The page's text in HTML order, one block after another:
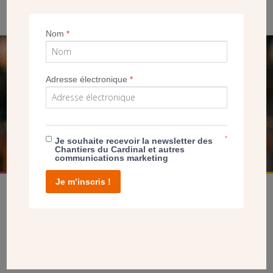
SEUL VOTRE DON
NOUS PERMET D’AGIR
FAIRE UN DON
Nom*
Adresse électronique*
Je souhaite recevoir la newsletter des
Chantiers du Cardinal et autres
communications marketing
*
Je m’inscris !